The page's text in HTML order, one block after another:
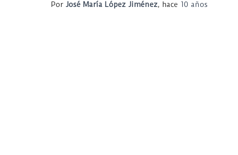
Por José María López Jiménez, hace 10 años